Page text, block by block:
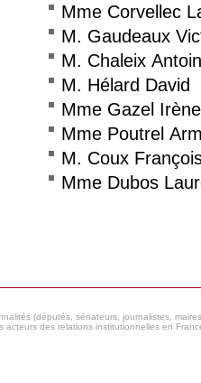
Mme Corvellec
M. Gaudeaux
M. Chaleix
M. Hélard David
Mme Gazel Irène
Mme Poutrel
M. Coux
Mme Dubos
(députés, sénateurs, journalistes,
des relations institutionnelles en